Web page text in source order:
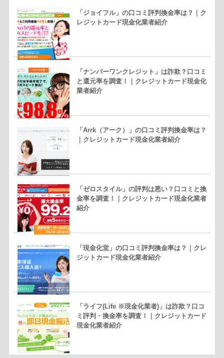
「ジョイフル」の口コミ評判換金率は？｜ク
レジットカード現金化業者紹介
「ナンバーワンクレジット」は詐欺？口コミ
と還元率を調査！｜クレジットカード現金化
業者紹介
「Arrk（アーク）」の口コミ評判換金率は？
｜クレジットカード現金化業者紹介
「ゼロスタイル」の評判は悪い？口コミと換
金率を調査！｜クレジットカード現金化業者
紹介
「現金化堂」の口コミ評判換金率は？｜クレ
ジットカード現金化業者紹介
「ライフ(Life ※現金化業者)」は詐欺？口コ
ミ評判・換金率を調査！｜クレジットカード
現金化業者紹介